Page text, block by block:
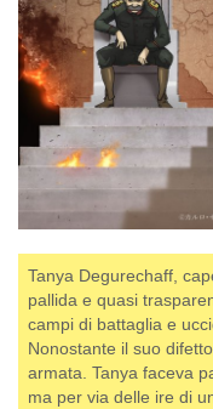
Tanya Degurechaff,
pallida e quasi
campi di battaglia e
Nonostante il suo
armata. Tanya faceva
ma per via delle ire di